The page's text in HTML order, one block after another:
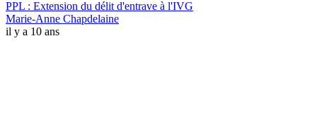
PPL : Extension du délit d'entrave à l'IVG
Marie-Anne Chapdelaine
il y a 10 ans